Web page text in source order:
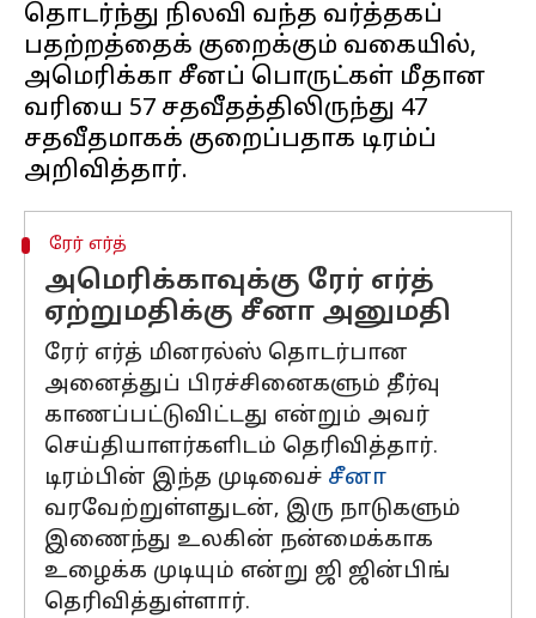
தொடர்ந்து நிலவி வந்த வர்த்தகப்
பதற்றத்தைக் குறைக்கும் வகையில்,
அமெரிக்கா சீனப் பொருட்கள் மீதான
வரியை 57 சதவீதத்திலிருந்து 47
சதவீதமாகக் குறைப்பதாக டிரம்ப்
ரேர் எர்த்
அமெரிக்காவுக்கு ரேர் எர்த்
ஏற்றுமதிக்கு சீனா அனுமதி
ரேர் எர்த் மினரல்ஸ் தொடர்பான
அனைத்துப் பிரச்சினைகளும் தீர்வு
காணப்பட்டுவிட்டது என்றும் அவர்
செய்தியாளர்களிடம் தெரிவித்தார்.
டிரம்பின் இந்த முடிவைச் சீனா
வரவேற்றுள்ளதுடன், இரு நாடுகளும்
இணைந்து உலகின் நன்மைக்காக
உழைக்க முடியும் என்று ஜி ஜின்பிங்
தெரிவித்துள்ளார்.